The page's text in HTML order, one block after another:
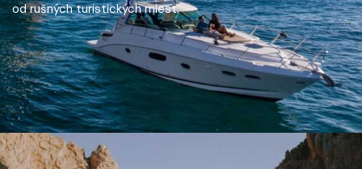
od rušných turistických miest.